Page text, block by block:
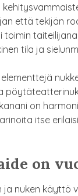
että tekijän
toimin
tila ja
on
itse
on
ja nuken käyttö